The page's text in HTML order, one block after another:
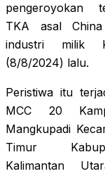
pengeroyokan
TKA asal
industri milik
(8/8/2024) lalu.
Peristiwa itu
MCC 20
Mangkupadi
Timur
Kalimantan